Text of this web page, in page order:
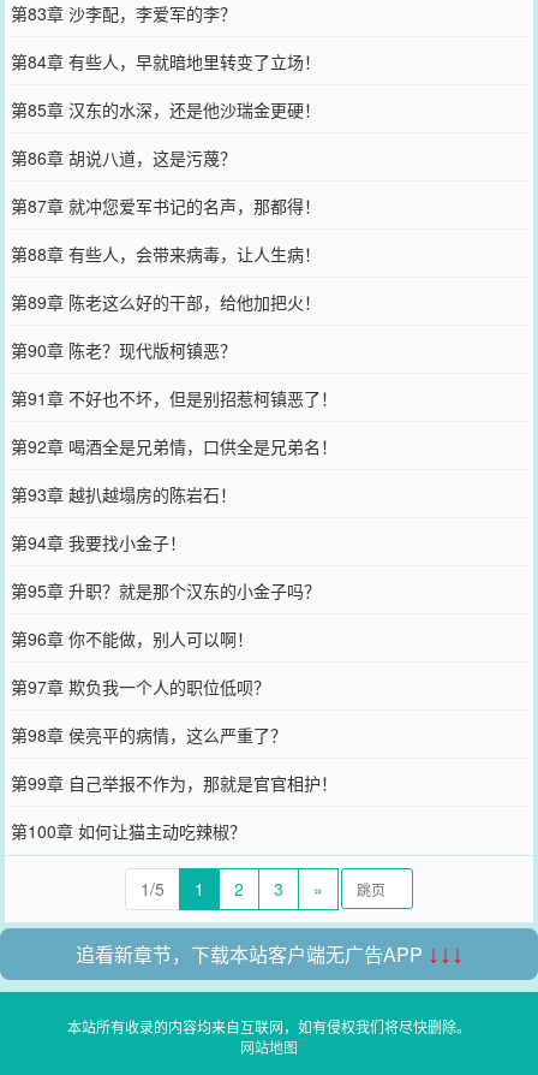
第83章 沙李配，李爱军的李？
第84章 有些人，早就暗地里转变了立场！
第85章 汉东的水深，还是他沙瑞金更硬！
第86章 胡说八道，这是污蔑？
第87章 就冲您爱军书记的名声，那都得！
第88章 有些人，会带来病毒，让人生病！
第89章 陈老这么好的干部，给他加把火！
第90章 陈老？现代版柯镇恶？
第91章 不好也不坏，但是别招惹柯镇恶了！
第92章 喝酒全是兄弟情，口供全是兄弟名！
第93章 越扒越塌房的陈岩石！
第94章 我要找小金子！
第95章 升职？就是那个汉东的小金子吗？
第96章 你不能做，别人可以啊！
第97章 欺负我一个人的职位低呗？
第98章 侯亮平的病情，这么严重了？
第99章 自己举报不作为，那就是官官相护！
第100章 如何让猫主动吃辣椒？
1/5 1 2 3 »
追看新章节，下载本站客户端无广告APP ↓↓↓
本站所有收录的内容均来自互联网，如有侵权我们将尽快删除。
网站地图